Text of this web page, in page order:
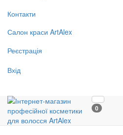
Контакти
Салон краси ArtAlex
Реєстрація
Вхід
0